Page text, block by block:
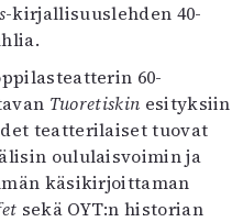
-kirjallisuuslehden 40-
60-
Tuoretiskin esityksiin
teatterilaiset tuovat
oululaisvoimin ja
käsikirjoittaman
sekä OYT:n historian